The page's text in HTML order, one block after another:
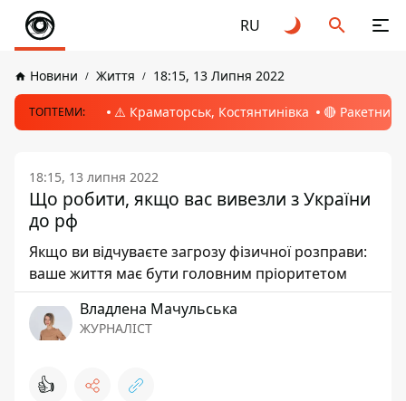
RU
Новини Життя 18:15, 13 Липня 2022
ТОПТЕМИ: ⚠️ Краматорськ, Костянтинівка 🔴 Ракетний
18:15, 13 липня 2022
Що робити, якщо вас вивезли з України
до рф
Якщо ви відчуваєте загрозу фізичної розправи:
ваше життя має бути головним пріоритетом
Владлена Мачульська
ЖУРНАЛІСТ
👍